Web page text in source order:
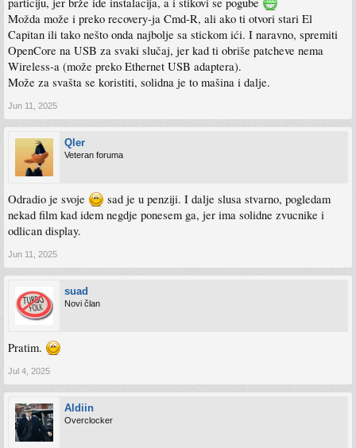
Možda može i preko recovery-ja Cmd-R, ali ako ti otvori stari El
Capitan ili tako nešto onda najbolje sa stickom ići. I naravno, spremiti
OpenCore na USB za svaki slučaj, jer kad ti obriše patcheve nema
Wireless-a (može preko Ethernet USB adaptera).
Može za svašta se koristiti, solidna je to mašina i dalje.
Jun 11, 2025
Qler
Veteran foruma
Odradio je svoje
sad je u penziji. I dalje slusa stvarno, pogledam
nekad film kad idem negdje ponesem ga, jer ima solidne zvucnike i
odlican display.
Jun 11, 2025
suad
Novi član
Pratim.
Jul 4, 2025
Aldiin
Overclocker